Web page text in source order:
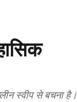
स्वीप से बचना है।